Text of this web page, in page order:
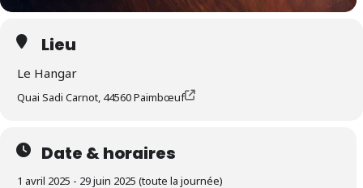
Lieu
Le Hangar
Quai Sadi Carnot, 44560 Paimbœuf
Date & horaires
1 avril 2025 - 29 juin 2025 (toute la journée)